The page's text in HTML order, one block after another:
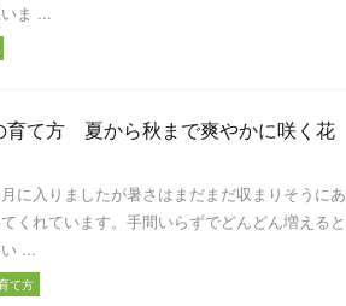
ま ...
育て方 夏から秋まで爽やかに咲く花
に入りましたが暑さはまだまだ収まりそうに
くれています。手間いらずでどんどん増える
...
て方